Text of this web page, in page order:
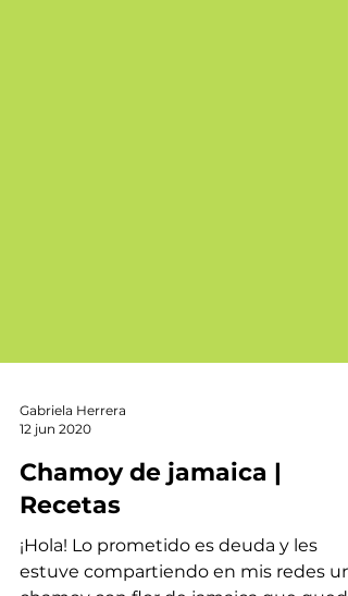
12 jun 2020
Chamoy de jamaica |
Recetas
¡Hola! Lo prometido es deuda y les